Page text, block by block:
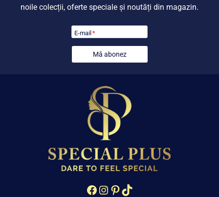
noile colecții, oferte speciale și noutăți din magazin.
E-mail *
Mă abonez
Facebook
Instagram
Pinterest
TikTok